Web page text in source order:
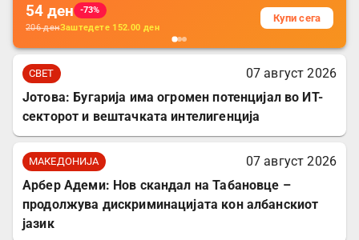
54 ден
-73%
206денЗаштедете 152.00 ден
Купи сега
СВЕТ
07 август 2026
Јотова: Бугарија има огромен потенцијал во ИТ-
секторот и вештачката интелигенција
МАКЕДОНИЈА
07 август 2026
Арбер Адеми: Нов скандал на Табановце –
продолжува дискриминацијата кон албанскиот
јазик